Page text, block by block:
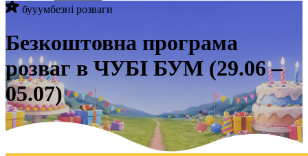
бууумбезні розваги
Безкоштовна програма
розваг в ЧУБІ БУМ (29.06 –
05.07)